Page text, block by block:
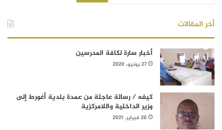
أخر المقالات
أخبار سارة لكافة المدرسين
27 يونيو، 2020
كيفه / رسالة عاجلة من عمدة بلدية أغورط إلى
وزير الداخلية واللامركزية
26 فبراير، 2021